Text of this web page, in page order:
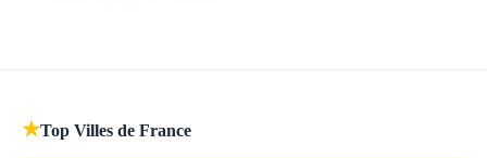
★Top Villes de France